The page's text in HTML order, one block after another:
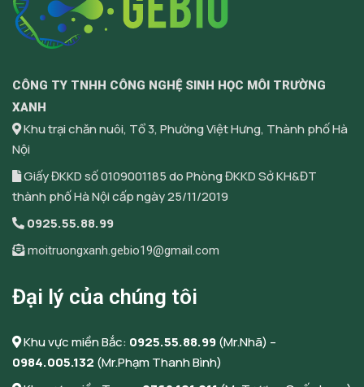
CÔNG TY TNHH CÔNG NGHỆ SINH HỌC MÔI TRƯỜNG
XANH
Khu trại chăn nuôi, Tổ 3, Phường Việt Hưng, Thành phố Hà
Nội
Giấy ĐKKD số 0109001185 do Phòng ĐKKD Sở KH&ĐT
thành phố Hà Nội cấp ngày 25/11/2019
0925.55.88.99
moitruongxanh.gebio19@gmail.com
Đại lý của chúng tôi
Khu vực miền Bắc: 0925.55.88.99(Mr.Nhã) –
0984.005.132 (Mr.Phạm Thanh Bình)